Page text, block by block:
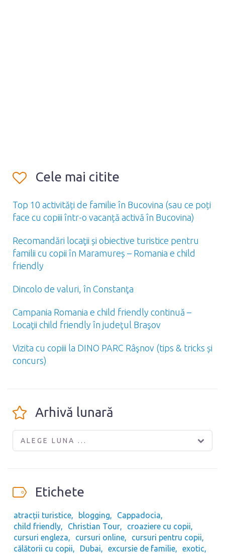
Cele mai citite
Top 10 activități de familie în Bucovina (sau ce poți
face cu copiii într-o vacanță activă în Bucovina)
Recomandări locaţii și obiective turistice pentru
familii cu copii în Maramureș – Romania e child
friendly
Dincolo de valuri, în Constanţa
Campania Romania e child friendly continuă –
Locaţii child friendly în judeţul Braşov
Vizita cu copiii la DINO PARC Râşnov (tips & tricks și
concurs)
Arhivă lunară
ALEGE LUNA ...
Etichete
atracții turistice blogging
Cappadocia
child friendly
Christian Tour
croaziere cu copii
cursuri engleza
cursuri online
cursuri pentru copii
călătorii cu copii
Dubai excursie de familie
exotic